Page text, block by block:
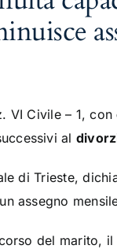
VI Civile – 1, con
al
di Trieste,
assegno
del marito,